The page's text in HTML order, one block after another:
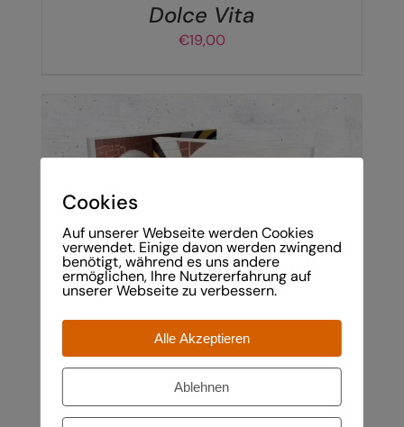
Dolce Vita
€19,00
IN DEN WARENKORB / DETAILS
Cookies
Auf unserer Webseite werden Cookies
verwendet. Einige davon werden zwingend
benötigt, während es uns andere
ermöglichen, Ihre Nutzererfahrung auf
unserer Webseite zu verbessern.
Alle Akzeptieren
Ablehnen